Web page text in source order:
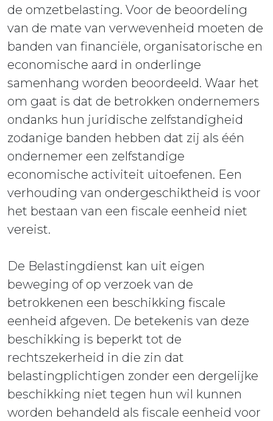
de omzetbelasting. Voor de beoordeling
van de mate van verwevenheid moeten de
banden van financiële, organisatorische en
economische aard in onderlinge
samenhang worden beoordeeld. Waar het
om gaat is dat de betrokken ondernemers
ondanks hun juridische zelfstandigheid
zodanige banden hebben dat zij als één
ondernemer een zelfstandige
economische activiteit uitoefenen. Een
verhouding van ondergeschiktheid is voor
het bestaan van een fiscale eenheid niet
vereist.
De Belastingdienst kan uit eigen
beweging of op verzoek van de
betrokkenen een beschikking fiscale
eenheid afgeven. De betekenis van deze
beschikking is beperkt tot de
rechtszekerheid in die zin dat
belastingplichtigen zonder een dergelijke
beschikking niet tegen hun wil kunnen
worden behandeld als fiscale eenheid voor